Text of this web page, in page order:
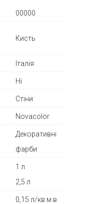
00000
Кисть
Італія
Ні
Стіни
Novacolor
Декоративні
фарби
1 л
2,5 л
0,15 л/кв.м в